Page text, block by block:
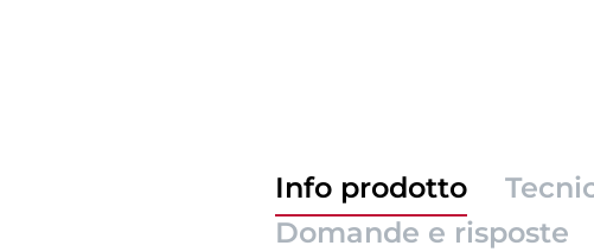
Info prodotto
Domande e risposte